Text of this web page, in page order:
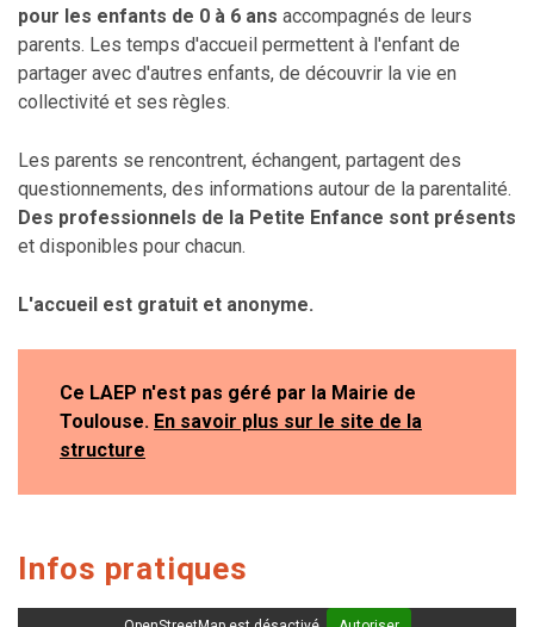
pour les enfants de 0 à 6 ans accompagnés de leurs
parents. Les temps d'accueil permettent à l'enfant de
partager avec d'autres enfants, de découvrir la vie en
collectivité et ses règles.
Les parents se rencontrent, échangent, partagent des
questionnements, des informations autour de la parentalité.
Des professionnels de la Petite Enfance sont présents
et disponibles pour chacun.
L'accueil est gratuit et anonyme.
Ce LAEP n'est pas géré par la Mairie de
Toulouse. En savoir plus sur le site de la
structure
Infos pratiques